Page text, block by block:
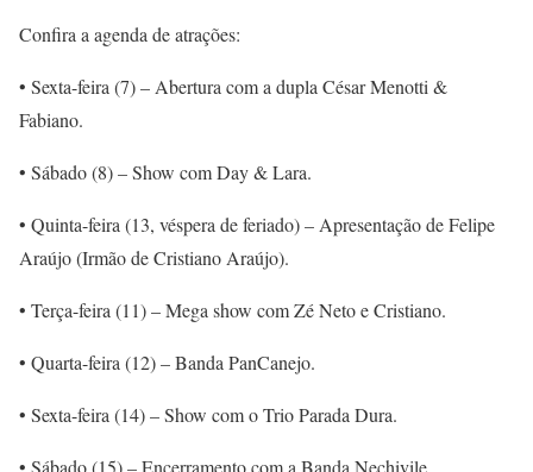
Confira a agenda de atrações:
• Sexta-feira (7) – Abertura com a dupla César Menotti &
Fabiano.
• Sábado (8) – Show com Day & Lara.
• Quinta-feira (13, véspera de feriado) – Apresentação de Felipe
Araújo (Irmão de Cristiano Araújo).
• Terça-feira (11) – Mega show com Zé Neto e Cristiano.
• Quarta-feira (12) – Banda PanCanejo.
• Sexta-feira (14) – Show com o Trio Parada Dura.
• Sábado (15) – Encerramento com a Banda Nechivile.